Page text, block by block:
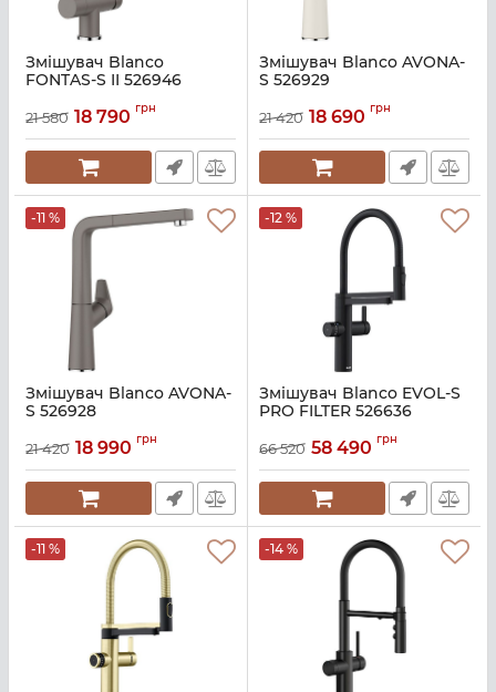
Змішувач Blanco
FONTAS-S II 526946
21 580 18 790 грн
Змішувач Blanco AVONA-
S 526929
21 420 18 690 грн
-11 %
Змішувач Blanco AVONA-
S 526928
21 420 18 990 грн
-12 %
Змішувач Blanco EVOL-S
PRO FILTER 526636
66 520 58 490 грн
-11 % -14 %